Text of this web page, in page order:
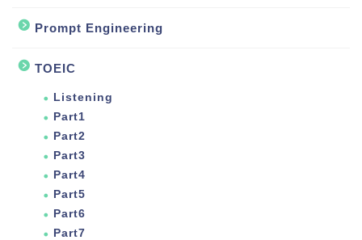
Prompt Engineering
TOEIC
Listening
Part1
Part2
Part3
Part4
Part5
Part6
Part7